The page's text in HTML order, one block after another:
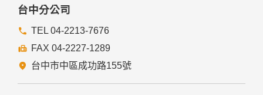
台中分公司
TEL 04-2213-7676
FAX 04-2227-1289
台中市中區成功路155號